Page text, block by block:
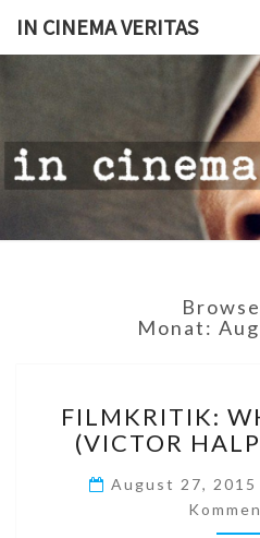
IN CINEMA VERITAS
Monat:
FILMKRITIK:
(VICTOR
August 27, 2015